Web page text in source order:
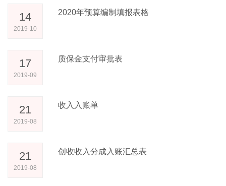
14
2019-10
2020年预算编制填报表格
17
2019-09
质保金支付审批表
21
2019-08
收入入账单
21
2019-08
创收收入分成入账汇总表